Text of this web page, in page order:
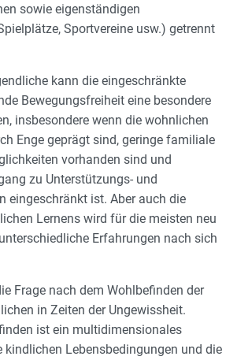
sowie eigenständigen
Sportvereine usw.) getrennt
kann die eingeschränkte
Bewegungsfreiheit eine besondere
insbesondere wenn die wohnlichen
Enge geprägt sind, geringe familiale
vorhanden sind und
zu Unterstützungs- und
eingeschränkt ist. Aber auch die
Lernens wird für die meisten neu
Erfahrungen nach sich
Frage nach dem Wohlbefinden der
in Zeiten der Ungewissheit.
ist ein multidimensionales
kindlichen Lebensbedingungen und die